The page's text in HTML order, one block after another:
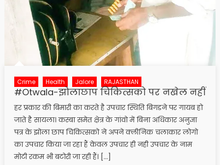
Crime Health Jalore RAJASTHAN
#Otwala-झोलाछाप चिकित्सको पर नखेल नहीं
हर प्रकार की बिमारी का करते है उपचार स्थिति बिगडने पर गायब हो
जाते है सायला। कस्बा समेत क्षेत्र के गांवो में बिना अधिकार अनुज्ञा
पत्र के झोला छाप चिकित्सको ने अपने क्लीनिक चलाकार लोगो
का उपचार किया जा रहा हैं केवल उपचार ही नही उपचार के नाम
मोटी रकम भी बटोरी जा रही हैं। […]